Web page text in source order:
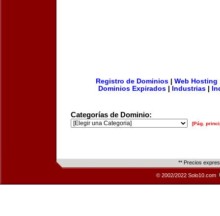
Registro de Dominios| Web Hosting
Dominios Expirados
Industrias
Categorías de Dominio:
[Pág.
** Precios
© 2002/2022 Solo10.com